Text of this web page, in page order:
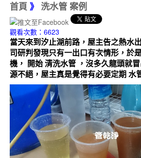
首頁 》 洗水管 案例
觀看次數：6623
當天來到汐止湖前路，屋主告之熱水
司研判發現只有一出口有次情形，於
機， 開始 清洗水管 ，沒多久龍頭就
源不絕，屋主真是覺得有必要定期 水